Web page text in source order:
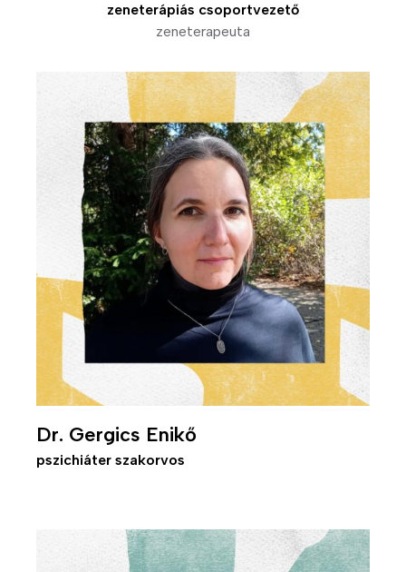
zeneterápiás csoportvezető
zeneterapeuta
Dr. Gergics Enikő
pszichiáter szakorvos